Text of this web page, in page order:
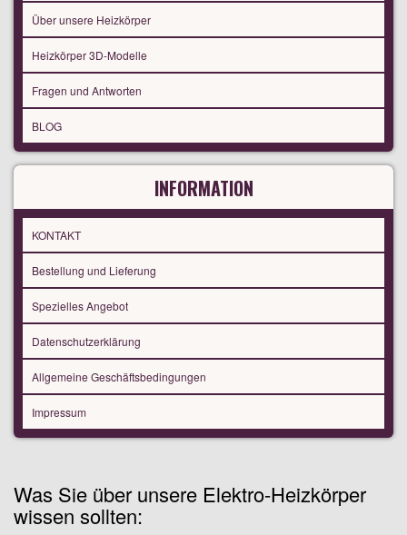
Über unsere Heizkörper
Heizkörper 3D-Modelle
Fragen und Antworten
BLOG
INFORMATION
KONTAKT
Bestellung und Lieferung
Spezielles Angebot
Datenschutzerklärung
Allgemeine Geschäftsbedingungen
Impressum
Was Sie über unsere Elektro-Heizkörper
wissen sollten: